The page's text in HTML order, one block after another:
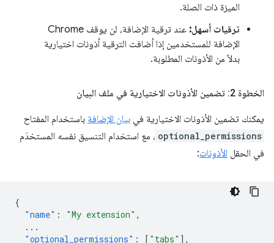
الميزة ذات الصلة.
ترقيات أسهل:
عند ترقية الإضافة، لن يوقف Chrome
الإضافة للمستخدمين إذا أضافت الترقية أذونات اختيارية
بدلاً من الأذونات المطلوبة.
الخطوة 2: تضمين الأذونات الاختيارية في ملف البيان
يمكنك تضمين الأذونات الاختيارية في بيان الإضافة باستخدام المفتاح
optional_permissions ، مع استخدام التنسيق نفسه المستخدَم
في الحقل الأذونات:
{
"name" : "My extension" ,
...
"optional_permissions" : [ "tabs" ],